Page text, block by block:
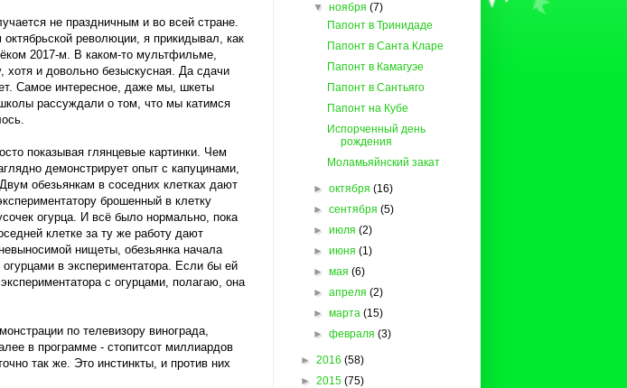
не праздничным и во всей стране.
революции, я прикидывал, как
2017-м. В каком-то мультфильме,
и довольно безыскусная. Да сдачи
Самое интересное, даже мы, шкеты
рассуждали о том, что мы катимся
показывая глянцевые картинки. Чем
демонстрирует опыт с капуцинами,
Двум обезьянкам в соседних клетках дают
брошенный в клетку
огурца. И всё было нормально, пока
клетке за ту же работу дают
нищеты, обезьянка начала
в экспериментатора. Если бы ей
с огурцами, полагаю, она
по телевизору винограда,
в программе - стопитсот миллиардов
так же. Это инстинкты, и против них
▼ноября(7)
Папонт в Тринидаде
Папонт в Санта Кларе
Папонт в Камагуэе
Папонт в Сантьяго
Папонт на Кубе
Испорченный день
рождения
Моламьяйнский закат
►октября(16)
►сентября(5)
►июля(2)
►июня(1)
►мая(6)
►апреля(2)
►марта(15)
►февраля(3)
► 2016 (58)
► 2015 (75)